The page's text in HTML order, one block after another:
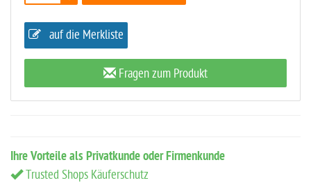
auf die Merkliste
Fragen zum Produkt
Ihre Vorteile als Privatkunde oder Firmenkunde
Trusted Shops Käuferschutz